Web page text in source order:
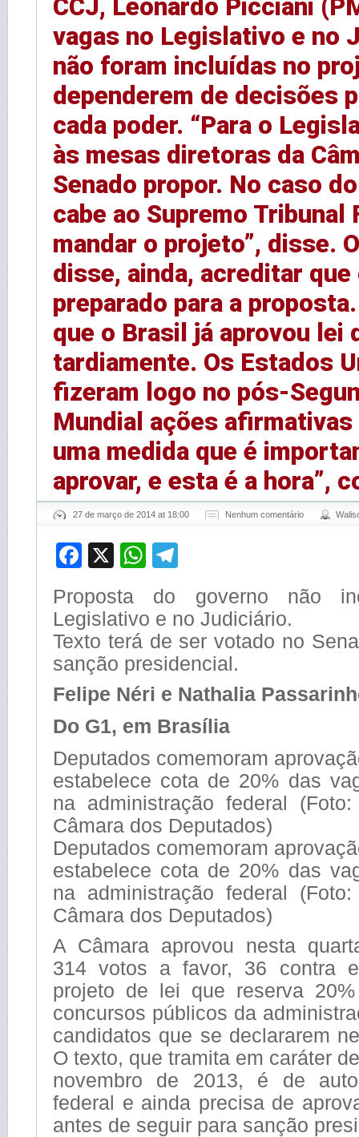
CCJ, Leonardo Picciani
vagas no Legislativo e no
não foram incluídas no
dependerem de decisões
cada poder. “Para o
às mesas diretoras da
Senado propor. No caso
cabe ao Supremo Tribunal
mandar o projeto”, disse.
disse, ainda, acreditar
preparado para a
que o Brasil já aprovou lei
tardiamente. Os Estados
fizeram logo no pós-
Mundial ações afirmativas
uma medida que é
aprovar, e esta é a hora”,
27 de março de 2014 at 18:00 Nenhum comentário
Facebook
X WhatsApp
Proposta do governo não
Legislativo e no Judiciário.
Texto terá de ser votado no
sanção presidencial.
Felipe Néri e Nathalia
Do G1, em Brasília
Deputados comemoram
estabelece cota de 20% das
na administração federal
Câmara dos Deputados)
Deputados comemoram
estabelece cota de 20% das
na administração federal
Câmara dos Deputados)
A Câmara aprovou nesta
314 votos a favor, 36 contra
projeto de lei que reserva
concursos públicos da
candidatos que se declararem
O texto, que tramita em caráter
novembro de 2013, é de
federal e ainda precisa de
antes de seguir para sanção